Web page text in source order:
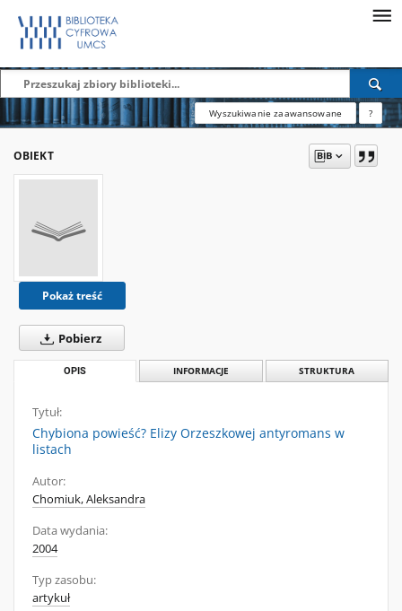
Wyszukiwanie zaawansowane ?
OBIEKT
Pokaż treść
Pobierz
OPIS INFORMACJE STRUKTURA
Tytuł:
Chybiona powieść? Elizy Orzeszkowej antyromans w
listach
Autor:
Chomiuk, Aleksandra
Data wydania:
2004
Typ zasobu:
artykuł